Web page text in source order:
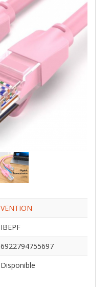
VENTION
IBEPF
6922794755697
Disponible